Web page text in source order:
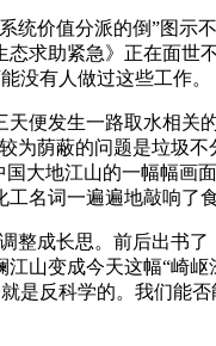
价值分派的倒”图示
求助紧急》正在面
没有人做过这些工作。
发生一路取水相关
为荫蔽的问题是垃圾
大地江山的一幅幅
名词一遍遍地敲响了
成长思。前后出书
山变成今天这幅“崎
反科学的。我们能